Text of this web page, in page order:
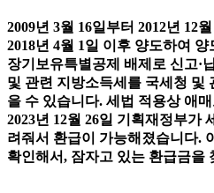
2009년 3월 16일부터 2012년 12
2018년 4월 1일 이후 양도하여
장기보유특별공제 배제로 신고·
및 관련 지방소득세를 국세청 및
을 수 있습니다. 세법 적용상 애
2023년 12월 26일 기획재정부가
려줘서 환급이 가능해졌습니다.
확인해서, 잠자고 있는 환급금을